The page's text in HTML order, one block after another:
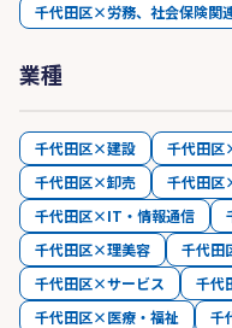
千代田区×労務、社会保険関
業種
千代田区×建設 千代田
千代田区×卸売
千代田区
千代田区×IT・情報通信
千代田区×理美容
千代田
千代田区×サービス
千代
千代田区×医療・福祉
千